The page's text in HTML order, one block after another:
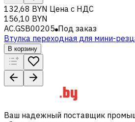
132,68 BYN Цена с НДС
156,10 BYN
AC.GSB00205 Под заказ
Втулка переходная для мини-
В корзину
Ваш надежный поставщик